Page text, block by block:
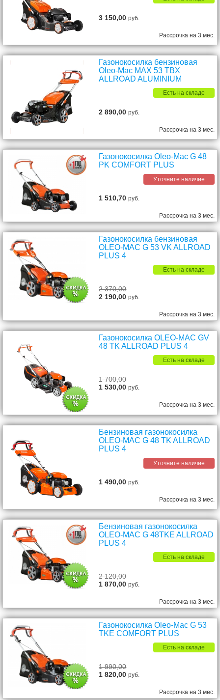
3 150,00руб.
Рассрочка на 3 мес.
Газонокосилка бензиновая
Oleo-Mac MAX 53 TBX
ALLROAD ALUMINIUM
Есть на складе
2 890,00руб.
Рассрочка на 3 мес.
Газонокосилка Oleo-Mac G 48
PK COMFORT PLUS
Уточните наличие
1 510,70руб.
Рассрочка на 3 мес.
Газонокосилка бензиновая
OLEO-MAC G 53 VK ALLROAD
PLUS 4
Есть на складе
2 370,00
2 190,00руб.
Рассрочка на 3 мес.
Газонокосилка OLEO-MAC GV
48 TK ALLROAD PLUS 4
Есть на складе
1 700,00
1 530,00руб.
Рассрочка на 3 мес.
Бензиновая газонокосилка
OLEO-MAC G 48 TK ALLROAD
PLUS 4
Уточните наличие
1 490,00руб.
Рассрочка на 3 мес.
Бензиновая газонокосилка
OLEO-MAC G 48TKE ALLROAD
PLUS 4
Есть на складе
2 120,00
1 870,00руб.
Рассрочка на 3 мес.
Газонокосилка Oleo-Mac G 53
TKE COMFORT PLUS
Есть на складе
1 990,00
1 820,00руб.
Рассрочка на 3 мес.